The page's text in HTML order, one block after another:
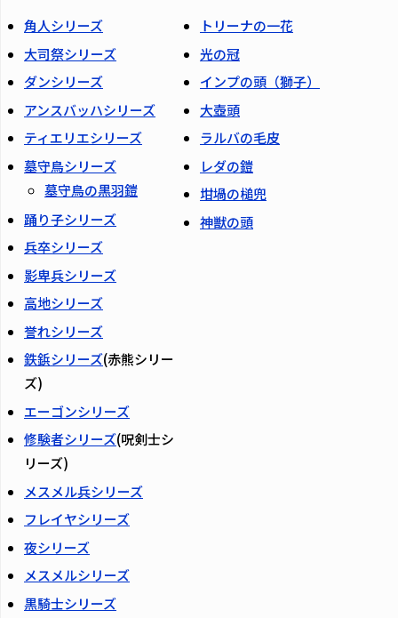
角人シリーズ
大司祭シリーズ
ダンシリーズ
アンスバッハシリーズ
ティエリエシリーズ
墓守鳥シリーズ
墓守鳥の黒羽鎧
踊り子シリーズ
兵卒シリーズ
影卑兵シリーズ
高地シリーズ
誉れシリーズ
鉄鋲シリーズ(赤熊シリー
ズ)
エーゴンシリーズ
修験者シリーズ(呪剣士シ
リーズ)
メスメル兵シリーズ
フレイヤシリーズ
夜シリーズ
メスメルシリーズ
黒騎士シリーズ
トリーナの一花
光の冠
インプの頭（獅子）
大壺頭
ラルバの毛皮
レダの鎧
坩堝の槌兜
神獣の頭